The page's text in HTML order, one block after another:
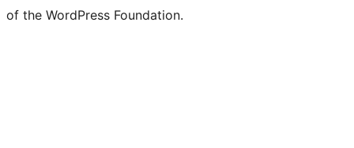
of the WordPress Foundation.